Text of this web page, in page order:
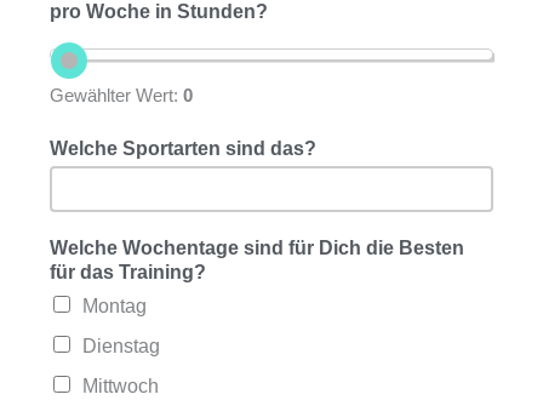
pro Woche in Stunden?
Gewählter Wert: 0
Welche Sportarten sind das?
Welche Wochentage sind für Dich die Besten
für das Training?
Montag
Dienstag
Mittwoch